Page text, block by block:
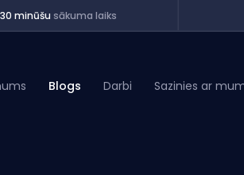
minūšu sākuma laiks
Blogs Darbi Sazinies ar